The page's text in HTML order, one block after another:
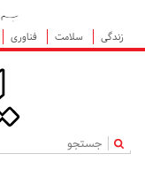
زندگی
سلامت فناوری
|